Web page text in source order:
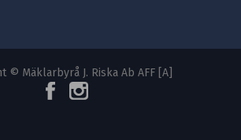
© Mäklarbyrå J. Riska Ab AFF [A]